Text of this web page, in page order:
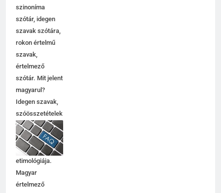
szinoníma,
szinoníma
szótár, idegen
szavak szótára,
rokon értelmű
szavak,
értelmező
szótár. Mit jelent
magyarul?
Idegen szavak,
szóösszetételek
jelentése,
magyarázata,
használata,
etimológiája.
Magyar
5
6